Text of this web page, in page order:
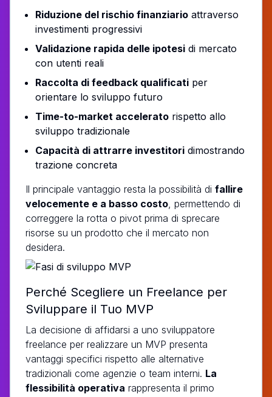
Riduzione del rischio finanziario attraverso
investimenti progressivi
Validazione rapida delle ipotesi di mercato
con utenti reali
Raccolta di feedback qualificati per
orientare lo sviluppo futuro
Time-to-market accelerato rispetto allo
sviluppo tradizionale
Capacità di attrarre investitori dimostrando
trazione concreta
Il principale vantaggio resta la possibilità di fallire
velocemente e a basso costo , permettendo di
correggere la rotta o pivot prima di sprecare
risorse su un prodotto che il mercato non
desidera.
Perché Scegliere un Freelance per
Sviluppare il Tuo MVP
La decisione di affidarsi a uno sviluppatore
freelance per realizzare un MVP presenta
vantaggi specifici rispetto alle alternative
tradizionali come agenzie o team interni. La
flessibilità operativa rappresenta il primo